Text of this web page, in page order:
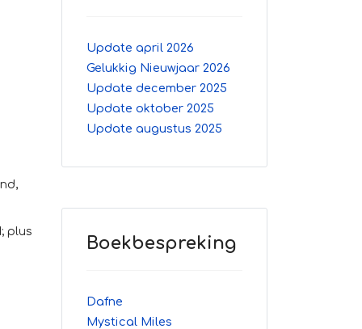
plus
Update april 2026
Gelukkig Nieuwjaar 2026
Update december 2025
Update oktober 2025
Update augustus 2025
Boekbespreking
Dafne
Mystical Miles